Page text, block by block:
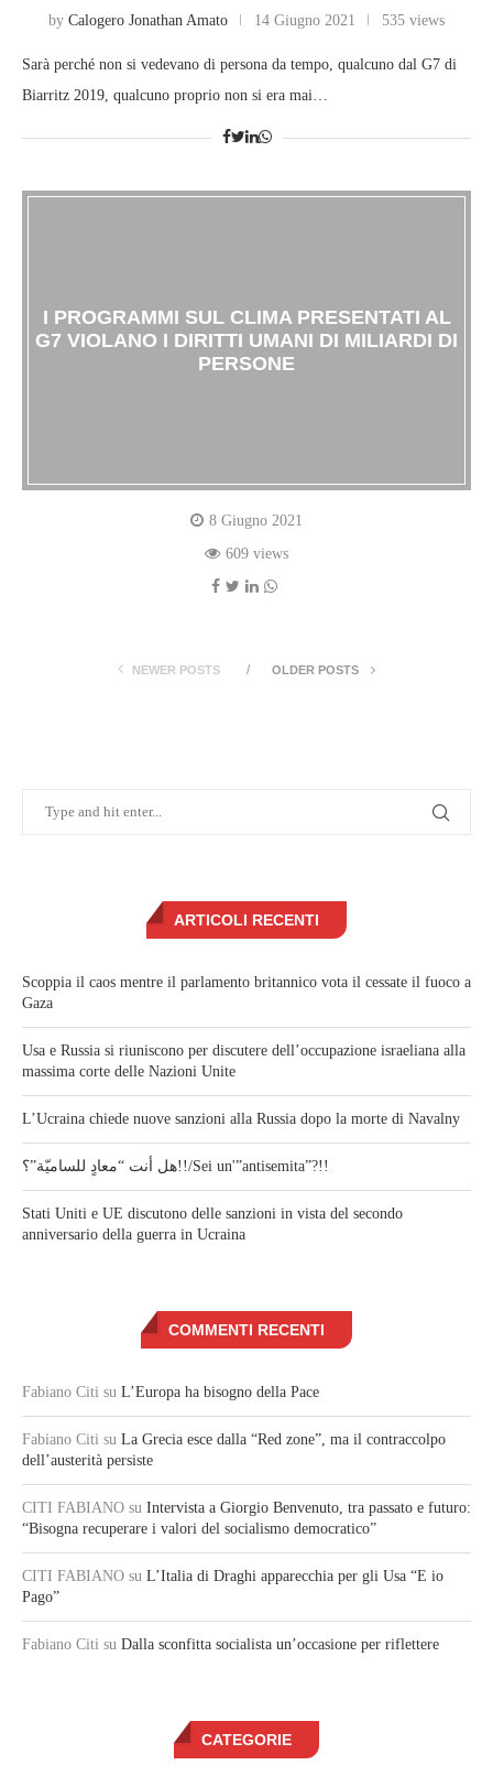
by Calogero Jonathan Amato 14 Giugno 2021 535 views
Sarà perché non si vedevano di persona da tempo, qualcuno dal G7 di
Biarritz 2019, qualcuno proprio non si era mai…
I PROGRAMMI SUL CLIMA PRESENTATI AL
G7 VIOLANO I DIRITTI UMANI DI MILIARDI DI
PERSONE
8 Giugno 2021
609 views
NEWER POSTS OLDER POSTS
ARTICOLI RECENTI
Scoppia il caos mentre il parlamento britannico vota il cessate il fuoco a
Gaza
Usa e Russia si riuniscono per discutere dell’occupazione israeliana alla
massima corte delle Nazioni Unite
L’Ucraina chiede nuove sanzioni alla Russia dopo la morte di Navalny
هل أنت “معادٍ للساميّة”؟!!/Sei un'”antisemita”?!!
Stati Uniti e UE discutono delle sanzioni in vista del secondo
anniversario della guerra in Ucraina
COMMENTI RECENTI
Fabiano Citi su L’Europa ha bisogno della Pace
Fabiano Citi su La Grecia esce dalla “Red zone”, ma il contraccolpo
dell’austerità persiste
CITI FABIANO su Intervista a Giorgio Benvenuto, tra passato e futuro:
“Bisogna recuperare i valori del socialismo democratico”
CITI FABIANO su L’Italia di Draghi apparecchia per gli Usa “E io
Pago”
Fabiano Citi su Dalla sconfitta socialista un’occasione per riflettere
CATEGORIE